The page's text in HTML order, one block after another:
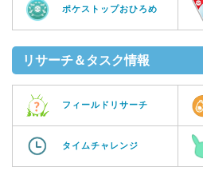
ポケストップおひろめ
リサーチ＆タスク情報
フィールドリサーチ
タイムチャレンジ